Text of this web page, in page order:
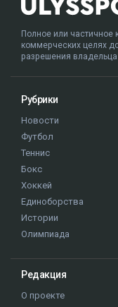
Полное или частичное
коммерческих целях
разрешения владельца
Рубрики
Новости
Футбол
Теннис
Бокс
Хоккей
Единоборства
Истории
Олимпиада
Редакция
О проекте